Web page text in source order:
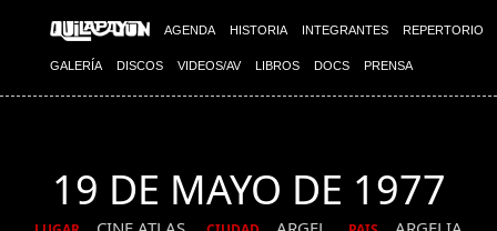
AGENDA HISTORIA INTEGRANTES REPERTORIO
GALERÍA DISCOS VIDEOS/AV LIBROS DOCS PRENSA
19 DE MAYO DE 1977